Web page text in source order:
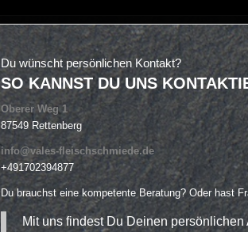
Du wünscht persönlichen Kontakt?
SO KANNST DU UNS
Oberer Weg 1
87549 Rettenberg
info@vales-fleischschmiede.de
+491702394877
Du brauchst eine kompetente Beratung? Oder hast
Mit uns findest Du Deinen